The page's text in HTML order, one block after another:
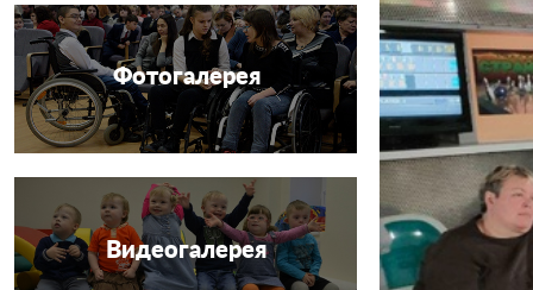
Фотогалерея
Видеогалерея